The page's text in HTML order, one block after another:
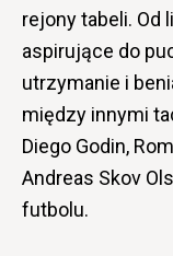
rejony tabeli. Od
aspirujące do
utrzymanie i
między innymi
Diego Godin,
Andreas Skov
futbolu.